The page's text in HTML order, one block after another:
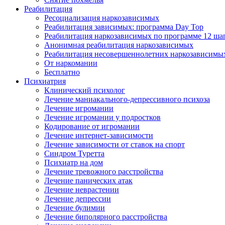
Реабилитация
Ресоциализация наркозависимых
Реабилитация зависимых: программа Day Top
Реабилитация наркозависимых по программе 12
Анонимная реабилитация наркозависимых
Реабилитация несовершеннолетних
От наркомании
Бесплатно
Психиатрия
Клинический психолог
Лечение маниакального-депрессивного психоза
Лечение игромании
Лечение игромании у подростков
Кодирование от игромании
Лечение интернет-зависимости
Лечение зависимости от ставок на спорт
Синдром Туретта
Психиатр на дом
Лечение тревожного расстройства
Лечение панических атак
Лечение неврастении
Лечение депрессии
Лечение булимии
Лечение биполярного расстройства